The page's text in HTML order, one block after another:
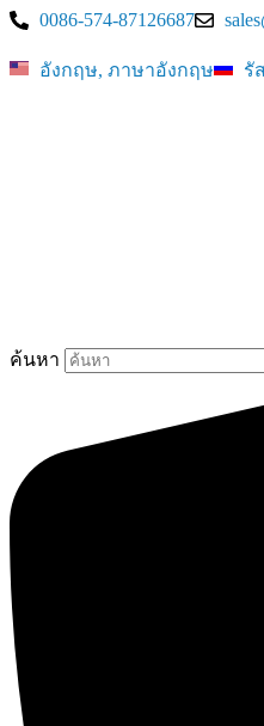
ข้าม0086-574-87126687
อังกฤษ, ภาษาอังกฤษ รั
ค้นหา